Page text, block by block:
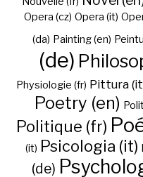
Opera (cz) Opera (it)
(da) Painting (en)
(de)
Physiologie (fr) Pittura
Poetry (en)
Politique (fr)
(it) Psicologia (it)
(de)